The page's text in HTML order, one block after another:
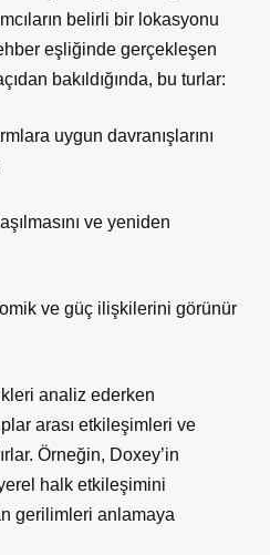
belirli bir lokasyonu
eşliğinde gerçekleşen
bakıldığında, bu turlar:
uygun davranışlarını
ve yeniden
ve güç ilişkilerini görünür
analiz ederken
arası etkileşimleri ve
Örneğin, Doxey’in
halk etkileşimini
gerilimleri anlamaya